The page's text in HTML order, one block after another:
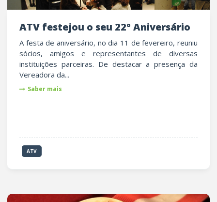
ATV festejou o seu 22º Aniversário
A festa de aniversário, no dia 11 de fevereiro, reuniu
sócios, amigos e representantes de diversas
instituições parceiras. De destacar a presença da
Vereadora da...
Saber mais
ATV